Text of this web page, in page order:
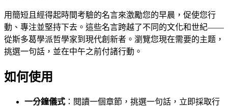
用簡短且經得起時間考驗的名言來激勵您的早晨，促使您行
動、專注並堅持下去。這些名言跨越了不同的文化和世紀——
從斯多葛學派哲學家到現代創新者。瀏覽您現在需要的主题，
挑選一句話，並在中午之前付諸行動。
如何使用
一分鐘儀式 ：閱讀一個章節，挑選一句話，立即採取行